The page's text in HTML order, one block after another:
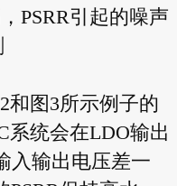
PSRR引起的噪声
和图3所示例子的
系统会在LDO输出
入输出电压差一